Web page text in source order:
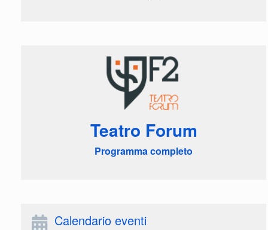
Teatro Forum
Programma completo
Calendario eventi